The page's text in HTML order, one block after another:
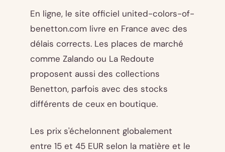
En ligne, le site officiel united-colors-of-
benetton.com livre en France avec des
délais corrects. Les places de marché
comme Zalando ou La Redoute
proposent aussi des collections
Benetton, parfois avec des stocks
différents de ceux en boutique.
Les prix s'échelonnent globalement
entre 15 et 45 EUR selon la matière et le